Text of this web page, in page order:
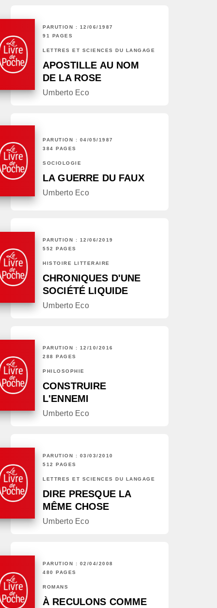
PARUTION : 12/06/1987
91 PAGES
LETTRES ET SCIENCES DU LANGAGE
APOSTILLE AU NOM
DE LA ROSE
Umberto Eco
PARUTION : 04/05/1987
384 PAGES
SOCIOLOGIE
LA GUERRE DU FAUX
Umberto Eco
PARUTION : 12/06/2019
552 PAGES
HISTOIRE LITTÉRAIRE
CHRONIQUES D'UNE
SOCIÉTÉ LIQUIDE
Umberto Eco
PARUTION : 12/10/2016
288 PAGES
PHILOSOPHIE
CONSTRUIRE
L'ENNEMI
Umberto Eco
PARUTION : 03/03/2010
512 PAGES
LETTRES ET SCIENCES DU LANGAGE
DIRE PRESQUE LA
MÊME CHOSE
Umberto Eco
PARUTION : 02/04/2008
480 PAGES
ROMANS
À RECULONS COMME